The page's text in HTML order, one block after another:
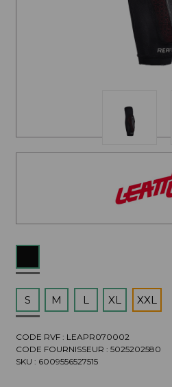
S M L XL XXL
CODE RVF : LEAPR070002
CODE FOURNISSEUR : 5025202580
SKU : 6009556527515